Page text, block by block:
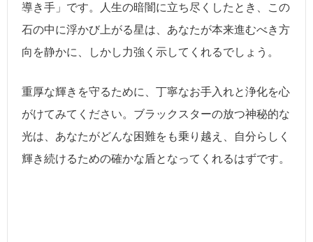
導き手」です。人生の暗闇に立ち尽くしたとき、この
石の中に浮かび上がる星は、あなたが本来進むべき方
向を静かに、しかし力強く示してくれるでしょう。
重厚な輝きを守るために、丁寧なお手入れと浄化を心
がけてみてください。ブラックスターの放つ神秘的な
光は、あなたがどんな困難をも乗り越え、自分らしく
輝き続けるための確かな盾となってくれるはずです。